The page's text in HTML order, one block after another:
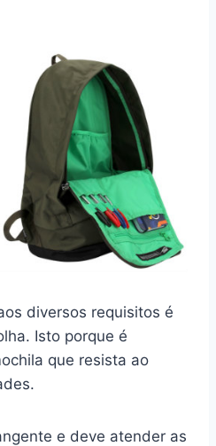
diversos requisitos é
Isto porque é
que resista ao
e deve atender as